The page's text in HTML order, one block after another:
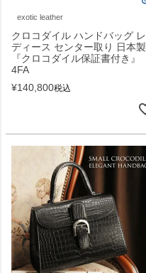
exotic leather
クロコダイル ハンドバッグ レ
ディース センター取り 日本製
『クロコダイル保証書付き』
4FA
¥140,800税込